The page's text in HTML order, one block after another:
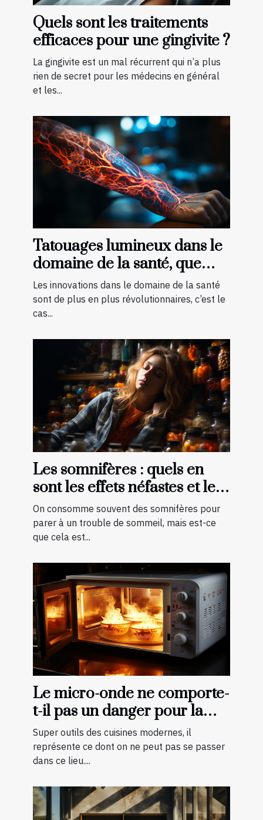
Quels sont les traitements
efficaces pour une gingivite ?
La gingivite est un mal récurrent qui n’a plus
rien de secret pour les médecins en général
et les...
Tatouages lumineux dans le
domaine de la santé, que
faut-il savoir ?
Les innovations dans le domaine de la santé
sont de plus en plus révolutionnaires, c’est le
cas...
Les somnifères : quels en
sont les effets néfastes et les
palliatifs ?
On consomme souvent des somnifères pour
parer à un trouble de sommeil, mais est-ce
que cela est...
Le micro-onde ne comporte-
t-il pas un danger pour la
cuisson des aliments ?
Super outils des cuisines modernes, il
représente ce dont on ne peut pas se passer
dans ce lieu....